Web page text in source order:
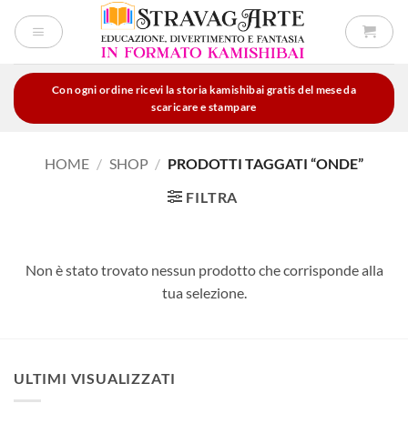
Con ogni ordine ricevi la storia kamishibai gratis del mese da
scaricare e stampare
HOME / SHOP / PRODOTTI TAGGATI “ONDE”
FILTRA
Non è stato trovato nessun prodotto che corrisponde alla
tua selezione.
ULTIMI VISUALIZZATI